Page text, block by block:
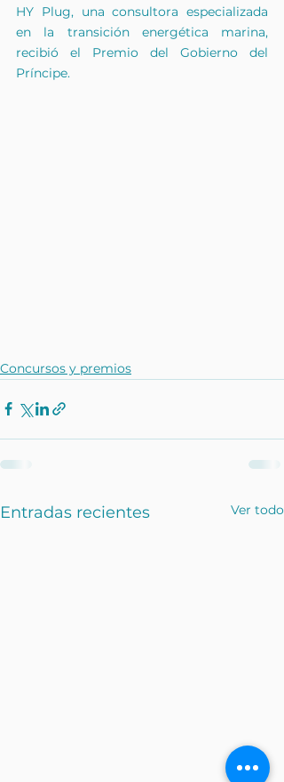
HY Plug, una consultora especializada
en la transición energética marina,
recibió el Premio del Gobierno del
Príncipe.
Concursos y premios
Entradas recientes Ver todo